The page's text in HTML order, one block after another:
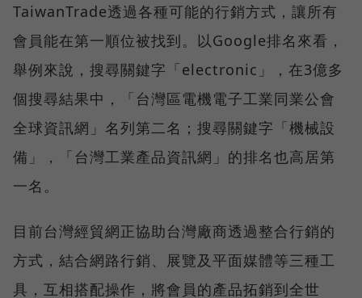
TaiwanTrade透過各種可能的行銷方式，讓所有
會員能在第一順位被找到。以Google排名來看，
舉例來說，搜尋關鍵字「electronic」，在3億多
個搜尋結果中，「台灣區電機電子工業同業公會
全球資訊網」名列第二名；搜尋關鍵字「機械設
備」，「台灣工業產品資訊網」的排名也高居第
一名。
目前台灣經貿網正協助台灣廠商透過整合行銷的
方式，結合網路行銷、展覽及平面媒體等三種工
具，互相搭配操作，將會員的產品拓銷到全世